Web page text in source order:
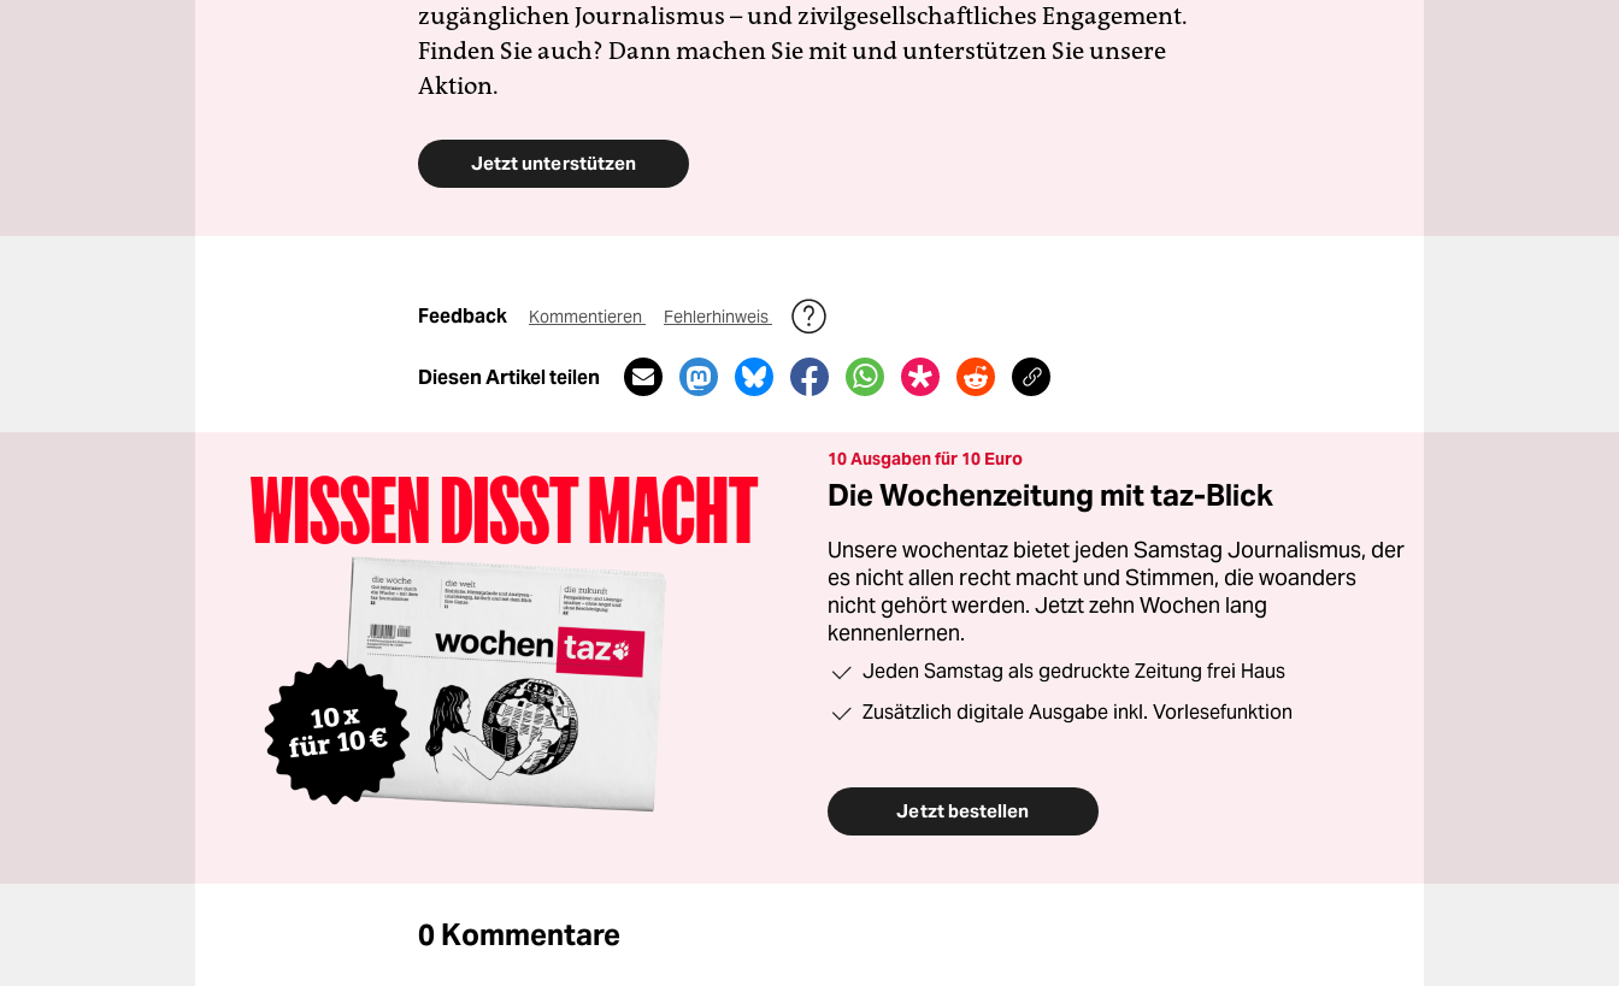
zugänglichen Journalismus – und zivilgesellschaftliches Engagement.
Finden Sie auch? Dann machen Sie mit und unterstützen Sie unsere
Aktion.
Jetzt unterstützen
Feedback Kommentieren Fehlerhinweis
Diesen Artikel teilen
10 Ausgaben für 10 Euro
Die Wochenzeitung mit taz-Blick
Unsere wochentaz bietet jeden Samstag Journalismus, der
es nicht allen recht macht und Stimmen, die woanders
nicht gehört werden. Jetzt zehn Wochen lang
kennenlernen.
Jeden Samstag als gedruckte Zeitung frei Haus
Zusätzlich digitale Ausgabe inkl. Vorlesefunktion
Jetzt bestellen
0 Kommentare